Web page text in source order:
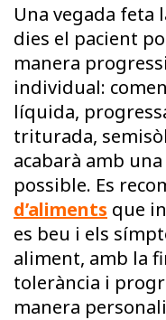
Una vegada feta
dies el pacient
manera
individual:
líquida,
triturada,
acabarà amb
possible. Es
d’aliments que
es beu i els
aliment, amb la
tolerància i
manera